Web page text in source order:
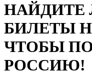
НАЙДИТЕ
БИЛЕТЫ
ЧТОБЫ
РОССИЮ!